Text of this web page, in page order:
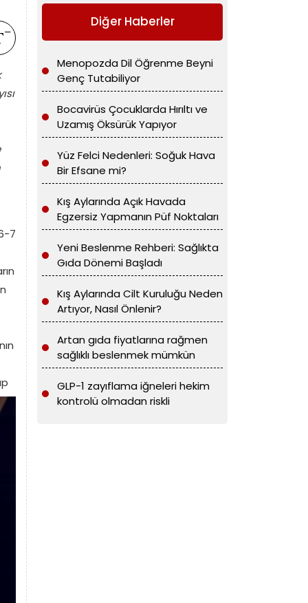
7
Diğer Haberler
Menopozda Dil Öğrenme Beyni
Genç Tutabiliyor
Bocavirüs Çocuklarda Hırıltı ve
Uzamış Öksürük Yapıyor
Yüz Felci Nedenleri: Soğuk Hava
Bir Efsane mi?
Kış Aylarında Açık Havada
Egzersiz Yapmanın Püf Noktaları
Yeni Beslenme Rehberi: Sağlıkta
Gıda Dönemi Başladı
Kış Aylarında Cilt Kuruluğu Neden
Artıyor, Nasıl Önlenir?
Artan gıda fiyatlarına rağmen
sağlıklı beslenmek mümkün
GLP-1 zayıflama iğneleri hekim
kontrolü olmadan riskli